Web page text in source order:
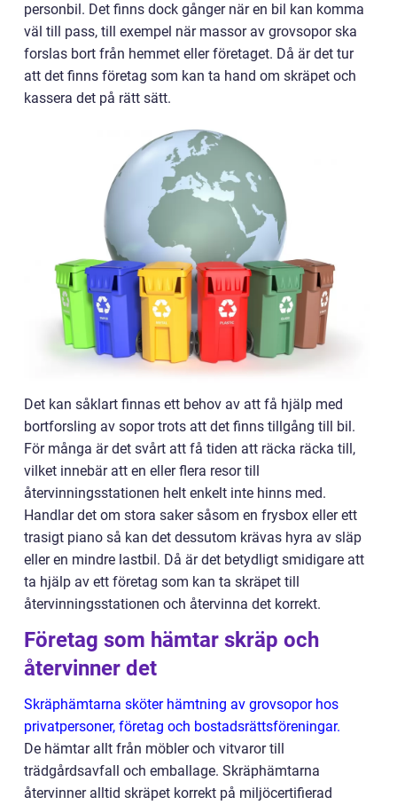
personbil. Det finns dock gånger när en bil kan komma
väl till pass, till exempel när massor av grovsopor ska
forslas bort från hemmet eller företaget. Då är det tur
att det finns företag som kan ta hand om skräpet och
kassera det på rätt sätt.
Det kan såklart finnas ett behov av att få hjälp med
bortforsling av sopor trots att det finns tillgång till bil.
För många är det svårt att få tiden att räcka räcka till,
vilket innebär att en eller flera resor till
återvinningsstationen helt enkelt inte hinns med.
Handlar det om stora saker såsom en frysbox eller ett
trasigt piano så kan det dessutom krävas hyra av släp
eller en mindre lastbil. Då är det betydligt smidigare att
ta hjälp av ett företag som kan ta skräpet till
återvinningsstationen och återvinna det korrekt.
Företag som hämtar skräp och
återvinner det
Skräphämtarna sköter hämtning av grovsopor hos
privatpersoner, företag och bostadsrättsföreningar.
De hämtar allt från möbler och vitvaror till
trädgårdsavfall och emballage. Skräphämtarna
återvinner alltid skräpet korrekt på miljöcertifierad